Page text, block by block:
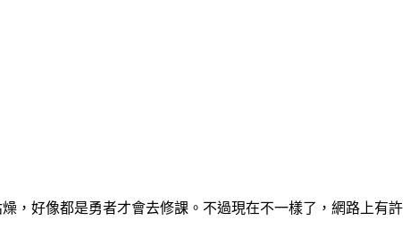
，好像都是勇者才會去修課。不過現在不一樣了，網路上有許